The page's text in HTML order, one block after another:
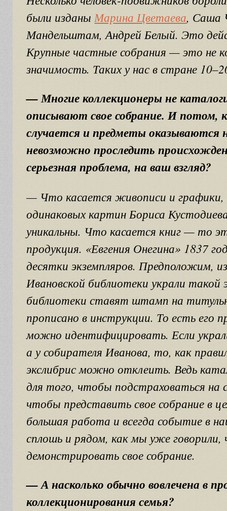
были изданыМарина Цветаева, Саша
Мандельштам, Андрей Белый. Это
Крупные частные собрания — это не
значимость. Таких у нас в стране
— Многие коллекционеры не
описывают свое собрание. И потом,
случается и предметы оказываются
невозможно проследить
серьезная проблема, на ваш взгляд?
— Что касается живописи и графики,
одинаковых картин Бориса
уникальны. Что касается книг — то
продукция. «Евгения Онегина» 1837
десятки экземпляров. Предположим,
Ивановской библиотеки украли такой
библиотеки ставят штамп на
прописано в инструкции. То есть его
можно идентифицировать. Если
а у собирателя Иванова, то, как
экслибрис можно отклеить. Ведь
для того, чтобы подстраховаться на
чтобы представить свое собрание в
большая работа и всегда событие в
сплошь и рядом, как мы уже говорили,
демонстрировать свое собрание.
— А насколько обычно вовлечена в
коллекционирования семья?